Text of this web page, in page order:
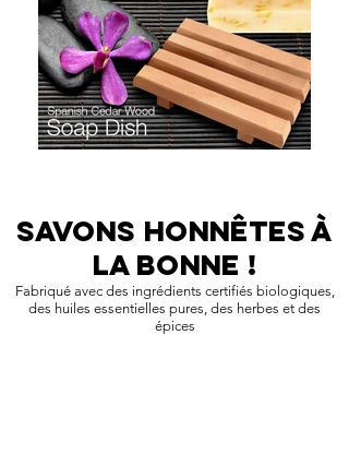
SAVONS HONNÊTES À
LA BONNE !
Fabriqué avec des ingrédients certifiés biologiques,
des huiles essentielles pures, des herbes et des
épices